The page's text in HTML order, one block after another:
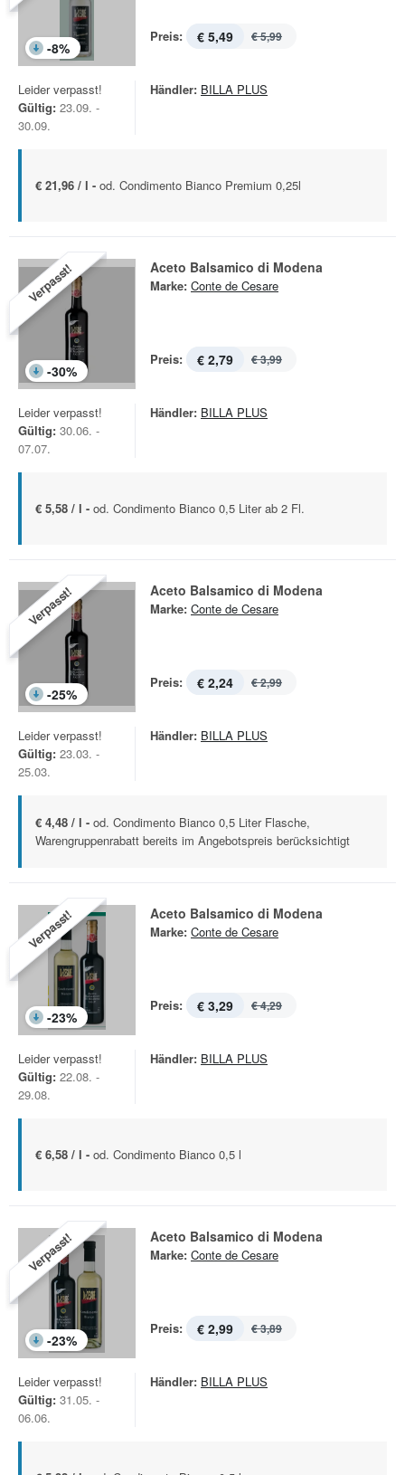
-8%
Preis: € 5,49 € 5,99
Leider verpasst!
Gültig: 23.09. -
30.09.
Händler: BILLA PLUS
€ 21,96 / l - od. Condimento Bianco Premium 0,25l
Verpasst!
-30%
Aceto Balsamico di Modena
Marke: Conte de Cesare
Preis: € 2,79 € 3,99
Leider verpasst!
Gültig: 30.06. -
07.07.
Händler: BILLA PLUS
€ 5,58 / l - od. Condimento Bianco 0,5 Liter ab 2 Fl.
Verpasst!
-25%
Aceto Balsamico di Modena
Marke: Conte de Cesare
Preis: € 2,24 € 2,99
Leider verpasst!
Gültig: 23.03. -
25.03.
Händler: BILLA PLUS
€ 4,48 / l - od. Condimento Bianco 0,5 Liter Flasche,
Warengruppenrabatt bereits im Angebotspreis berücksichtigt
Verpasst!
-23%
Aceto Balsamico di Modena
Marke: Conte de Cesare
Preis: € 3,29 € 4,29
Leider verpasst!
Gültig: 22.08. -
29.08.
Händler: BILLA PLUS
€ 6,58 / l - od. Condimento Bianco 0,5 l
Verpasst!
-23%
Aceto Balsamico di Modena
Marke: Conte de Cesare
Preis: € 2,99 € 3,89
Leider verpasst!
Gültig: 31.05. -
06.06.
Händler: BILLA PLUS